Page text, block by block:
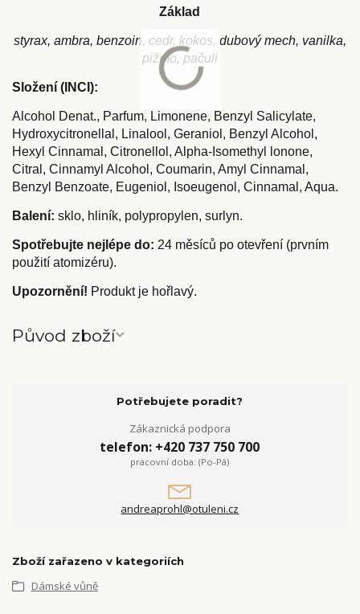
Základ
styrax, ambra, benzoin, cedr, kokos, dubový mech, vanilka,
pižmo, pačuli
Složení (INCI):
Alcohol Denat., Parfum, Limonene, Benzyl Salicylate,
Hydroxycitronellal, Linalool, Geraniol, Benzyl Alcohol,
Hexyl Cinnamal, Citronellol, Alpha-Isomethyl lonone,
Citral, Cinnamyl Alcohol, Coumarin, Amyl Cinnamal,
Benzyl Benzoate, Eugeniol, Isoeugenol, Cinnamal, Aqua.
Balení: sklo, hliník, polypropylen, surlyn.
Spotřebujte nejlépe do: 24 měsíců po otevření (prvním
použití atomizéru).
Upozornění! Produkt je hořlavý.
Původ zboží
Potřebujete poradit?
Zákaznická podpora
telefon: +420 737 750 700
pracovní doba: (Po-Pá)
andreaprohl@otuleni.cz
Zboží zařazeno v kategoriích
Dámské vůně